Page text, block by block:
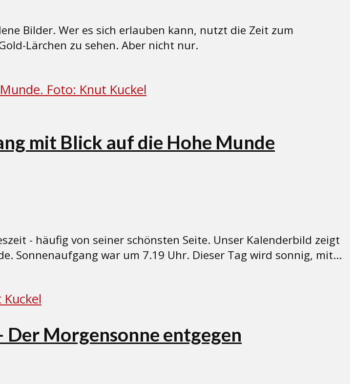
Bilder. Wer es sich erlauben kann, nutzt die Zeit zum
Lärchen zu sehen. Aber nicht nur.
mit Blick auf die Hohe Munde
- häufig von seiner schönsten Seite. Unser Kalenderbild zeigt
Sonnenaufgang war um 7.19 Uhr. Dieser Tag wird sonnig, mit...
Morgensonne entgegen